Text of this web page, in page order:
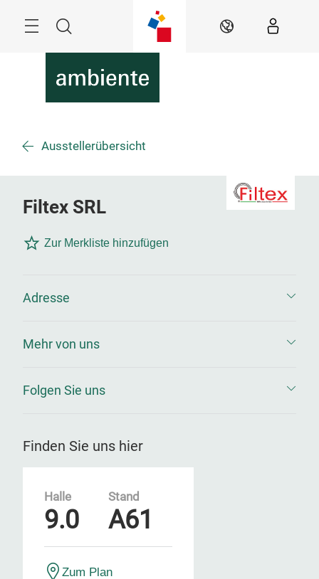
Suche DE
Ausstellerübersicht
Filtex SRL
Zur Merkliste hinzufügen
Adresse
Mehr von uns
Folgen Sie uns
Finden Sie uns hier
Halle
9.0
Stand
A61
Zum Plan